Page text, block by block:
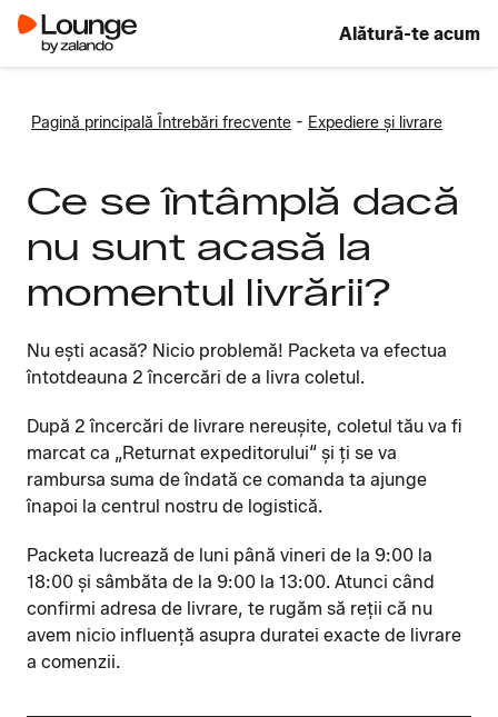
Alătură-te acum
Pagină principală Întrebări frecvente - Expediere și livrare
Ce se întâmplă dacă
nu sunt acasă la
momentul livrării?
Nu ești acasă? Nicio problemă! Packeta va efectua
întotdeauna 2 încercări de a livra coletul.
După 2 încercări de livrare nereușite, coletul tău va fi
marcat ca „Returnat expeditorului“ și ți se va
rambursa suma de îndată ce comanda ta ajunge
înapoi la centrul nostru de logistică.
Packeta lucrează de luni până vineri de la 9:00 la
18:00 și sâmbăta de la 9:00 la 13:00. Atunci când
confirmi adresa de livrare, te rugăm să reții că nu
avem nicio influență asupra duratei exacte de livrare
a comenzii.